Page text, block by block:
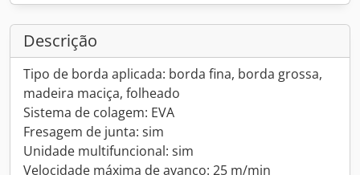
Descrição
Tipo de borda aplicada: borda fina, borda grossa,
madeira maciça, folheado
Sistema de colagem: EVA
Fresagem de junta: sim
Unidade multifuncional: sim
Velocidade máxima de avanço: 25 m/min